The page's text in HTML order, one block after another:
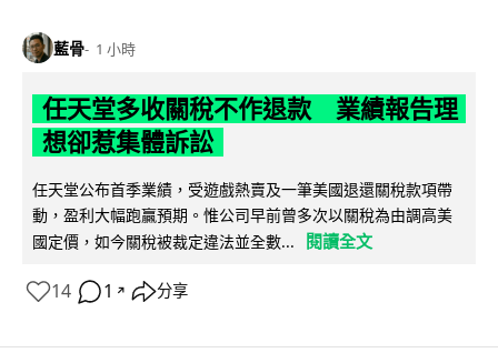
藍骨 1 小時
任天堂多收關稅不作退款 業績報告理
想卻惹集體訴訟
任天堂公布首季業績，受遊戲熱賣及一筆美國退還關稅款項帶
動，盈利大幅跑贏預期。惟公司早前曾多次以關稅為由調高美
國定價，如今關稅被裁定違法並全數...
閱讀全文
14 1 ↗ 分享